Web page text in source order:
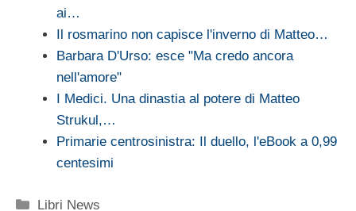
ai…
Il rosmarino non capisce l'inverno di Matteo…
Barbara D'Urso: esce "Ma credo ancora
nell'amore"
I Medici. Una dinastia al potere di Matteo
Strukul,…
Primarie centrosinistra: Il duello, l'eBook a 0,99
centesimi
Categorie
Libri News